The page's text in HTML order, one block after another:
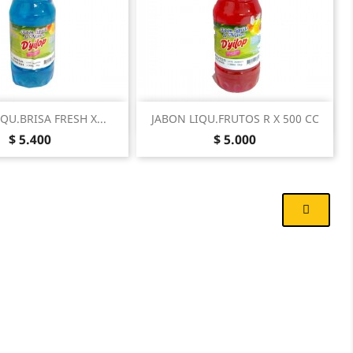
FRESH X...
Precio
$ 5.400
Vista rápida JABON LIQU.FRUTOS R X 500 CC
Precio
$ 5.000
Vista rápida